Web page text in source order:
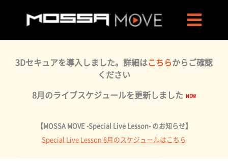
3Dセキュアを導入しました。詳細はこちらからご確認
ください
8月のライブスケジュールを更新しました
【MOSSA MOVE -Special Live Lesson- のお知らせ】
Special Live Lesson 8月のスケジュールはこちら